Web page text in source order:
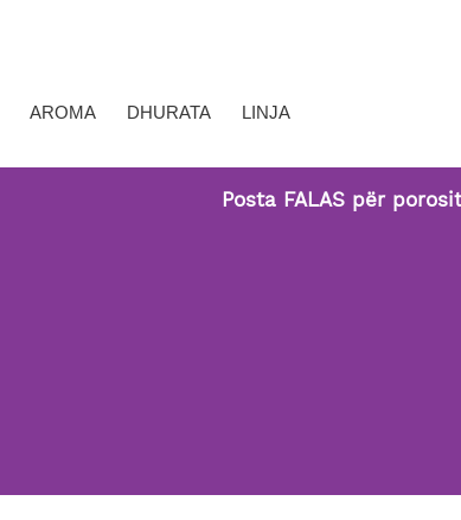
AROMA DHURATA LINJA
Posta FALAS për porositë mbi